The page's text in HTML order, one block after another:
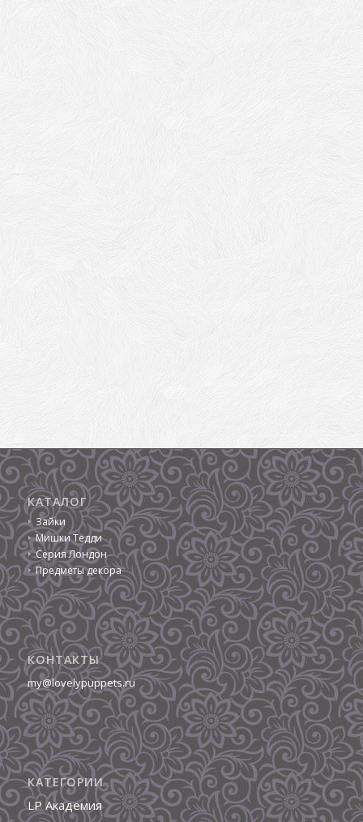
КАТАЛОГ
Зайки
Мишки Тедди
Серия Лондон
Предметы декора
КОНТАКТЫ
my@lovelypuppets.ru
КАТЕГОРИИ
LP Академия